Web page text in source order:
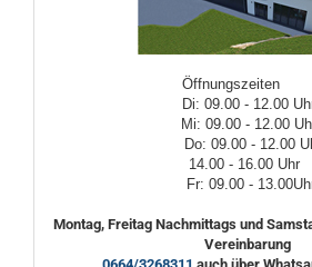
Öffnungszeiten
Di: 09.00 - 12.00
Mi: 09.00 - 12.00
Do: 09.00 - 12.00
14.00 - 16.00 Uhr
Fr: 09.00 -
Montag, Freitag Nachmittags und
Vereinbarung